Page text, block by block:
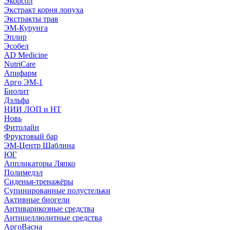
Экстракт корня лопуха
Экстракты трав
ЭМ-Курунга
Эплир
Эсобел
AD Medicine
NutriCare
Апифарм
Арго ЭМ-1
Биолит
Дэльфа
НИИ ЛОП и НТ
Новь
Фитолайн
Фруктовый бар
ЭМ-Центр Шаблина
ЮГ
Аппликаторы Ляпко
Полимедэл
Сиденья-тренажёры
Супинированные полустельки
Активные биогели
Антиварикозные средства
Антицеллюлитные средства
АргоВасна